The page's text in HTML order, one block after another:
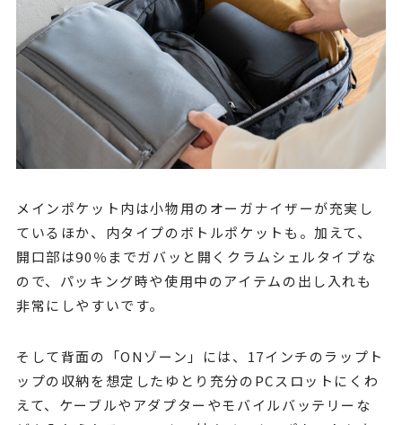
メインポケット内は小物用のオーガナイザーが充実し
ているほか、内タイプのボトルポケットも。加えて、
開口部は90％までガバッと開くクラムシェルタイプな
ので、パッキング時や使用中のアイテムの出し入れも
非常にしやすいです。
そして背面の「ONゾーン」には、17インチのラップト
ップの収納を想定したゆとり充分のPCスロットにくわ
えて、ケーブルやアダプターやモバイルバッテリーな